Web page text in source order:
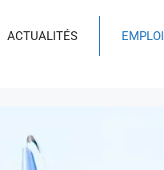
ACTUALITÉS EMPLOI